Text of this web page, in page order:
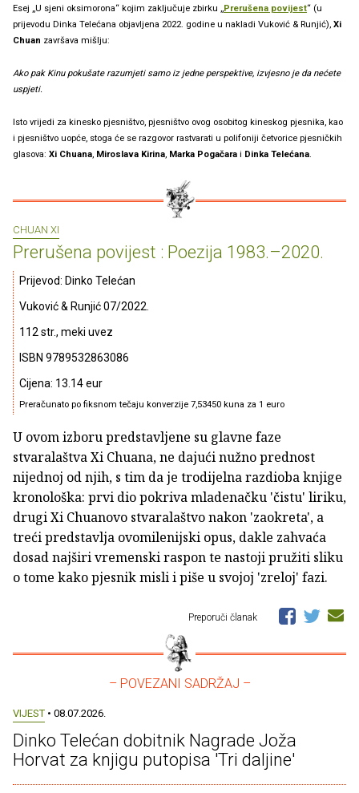
Esej „U sjeni oksimorona“ kojim zaključuje zbirku „Prerušena povijest“ (u
prijevodu Dinka Telećana objavljena 2022. godine u nakladi Vuković & Runjić), Xi
Chuan završava mišlju:
Ako pak Kinu pokušate razumjeti samo iz jedne perspektive, izvjesno je da nećete
uspjeti.
Isto vrijedi za kinesko pjesništvo, pjesništvo ovog osobitog kineskog pjesnika, kao
i pjesništvo uopće, stoga će se razgovor rastvarati u polifoniji četvorice pjesničkih
glasova: Xi Chuana, Miroslava Kirina, Marka Pogačara i Dinka Telećana.
CHUAN XI
Prerušena povijest : Poezija 1983.–2020.
Prijevod: Dinko Telećan
Vuković & Runjić 07/2022.
112 str., meki uvez
ISBN 9789532863086
Cijena: 13.14 eur
Preračunato po fiksnom tečaju konverzije 7,53450 kuna za 1 euro
U ovom izboru predstavljene su glavne faze
stvaralaštva Xi Chuana, ne dajući nužno prednost
nijednoj od njih, s tim da je trodijelna razdioba knjige
kronološka: prvi dio pokriva mladenačku 'čistu' liriku,
drugi Xi Chuanovo stvaralaštvo nakon 'zaokreta', a
treći predstavlja ovomilenijski opus, dakle zahvaća
dosad najširi vremenski raspon te nastoji pružiti sliku
o tome kako pjesnik misli i piše u svojoj 'zreloj' fazi.
Preporuči članak
– POVEZANI SADRŽAJ –
VIJEST • 08.07.2026.
Dinko Telećan dobitnik Nagrade Joža
Horvat za knjigu putopisa 'Tri daljine'